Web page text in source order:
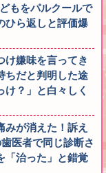
もをパルクールで
ひら返しと評価爆
け嫌味を言ってき
ちだと判明した途
？」と白々しく
が消えた！訴え
医者で同じ診断さ
「治った」と錯覚